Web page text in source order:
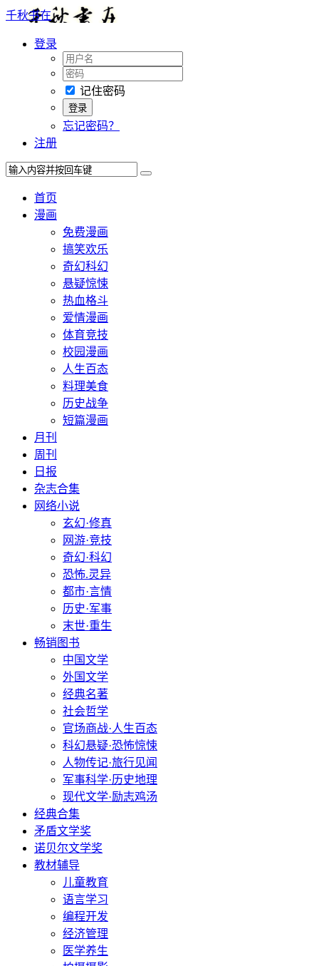
千秋书在
登录
记住密码
忘记密码？
注册
首页
漫画
免费漫画
搞笑欢乐
奇幻科幻
悬疑惊悚
热血格斗
爱情漫画
体育竞技
校园漫画
人生百态
料理美食
历史战争
短篇漫画
月刊
周刊
日报
杂志合集
网络小说
玄幻·修真
网游·竞技
奇幻·科幻
恐怖.灵异
都市·言情
历史·军事
末世·重生
畅销图书
中国文学
外国文学
经典名著
社会哲学
官场商战·人生百态
科幻悬疑·恐怖惊悚
人物传记·旅行见闻
军事科学·历史地理
现代文学·励志鸡汤
经典合集
矛盾文学奖
诺贝尔文学奖
教材辅导
儿童教育
语言学习
编程开发
经济管理
医学养生